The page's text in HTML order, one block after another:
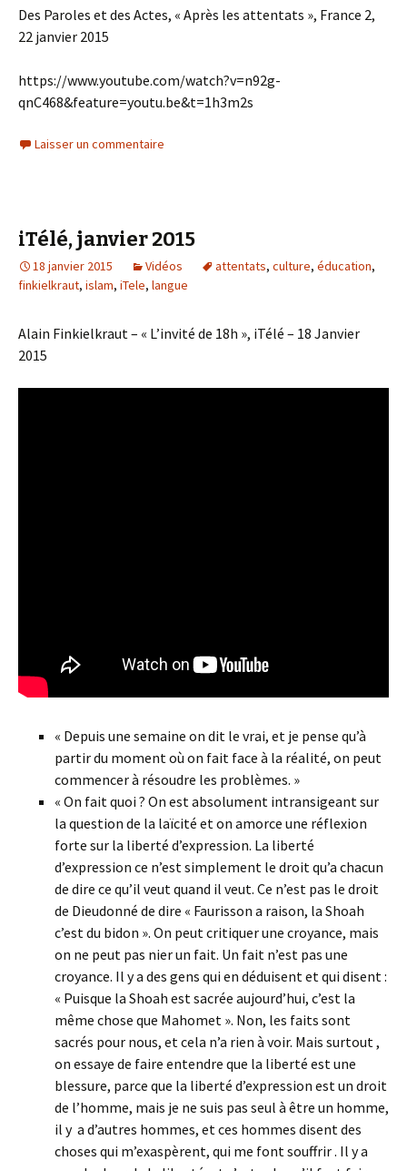
Des Paroles et des Actes, « Après les attentats », France 2,
22 janvier 2015
https://www.youtube.com/watch?v=n92g-
qnC468&feature=youtu.be&t=1h3m2s
Laisser un commentaire
iTélé, janvier 2015
18 janvier 2015 Vidéos attentats, culture, éducation,
finkielkraut, islam, iTele, langue
Alain Finkielkraut – « L’invité de 18h », iTélé – 18 Janvier
2015
« Depuis une semaine on dit le vrai, et je pense qu’à
partir du moment où on fait face à la réalité, on peut
commencer à résoudre les problèmes. »
« On fait quoi ? On est absolument intransigeant sur
la question de la laïcité et on amorce une réflexion
forte sur la liberté d’expression. La liberté
d’expression ce n’est simplement le droit qu’a chacun
de dire ce qu’il veut quand il veut. Ce n’est pas le droit
de Dieudonné de dire « Faurisson a raison, la Shoah
c’est du bidon ». On peut critiquer une croyance, mais
on ne peut pas nier un fait. Un fait n’est pas une
croyance. Il y a des gens qui en déduisent et qui disent :
« Puisque la Shoah est sacrée aujourd’hui, c’est la
même chose que Mahomet ». Non, les faits sont
sacrés pour nous, et cela n’a rien à voir. Mais surtout ,
on essaye de faire entendre que la liberté est une
blessure, parce que la liberté d’expression est un droit
de l’homme, mais je ne suis pas seul à être un homme,
il y a d’autres hommes, et ces hommes disent des
choses qui m’exaspèrent, qui me font souffrir . Il y a